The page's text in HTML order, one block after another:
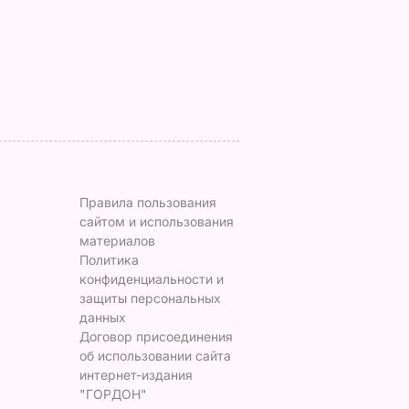
Правила пользования
сайтом и использования
материалов
Политика
конфиденциальности и
защиты персональных
данных
Договор присоединения
об использовании сайта
интернет-издания
"ГОРДОН"